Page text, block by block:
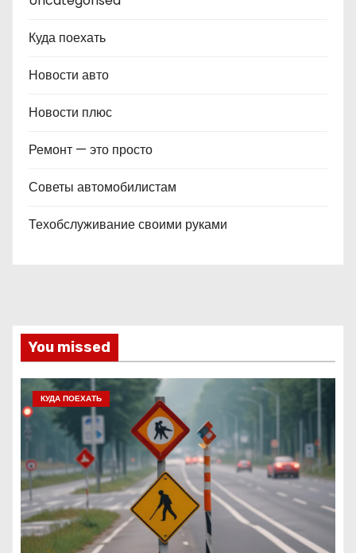
Куда поехать
Новости авто
Новости плюс
Ремонт — это просто
Советы автомобилистам
Техобслуживание своими руками
You missed
КУДА ПОЕХАТЬ